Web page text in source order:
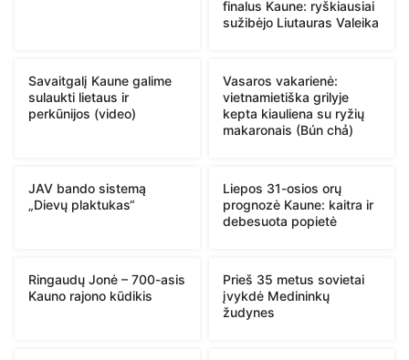
finalus Kaune: ryškiausiai
sužibėjo Liutauras Valeika
Savaitgalį Kaune galime
sulaukti lietaus ir
perkūnijos (video)
Vasaros vakarienė:
vietnamietiška grilyje
kepta kiauliena su ryžių
makaronais (Bún chả)
JAV bando sistemą
„Dievų plaktukas“
Liepos 31-osios orų
prognozė Kaune: kaitra ir
debesuota popietė
Ringaudų Jonė – 700-asis
Kauno rajono kūdikis
Prieš 35 metus sovietai
įvykdė Medininkų
žudynes